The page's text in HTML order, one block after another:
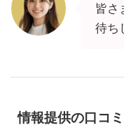
皆さ
待ち
情報提供の口コミ